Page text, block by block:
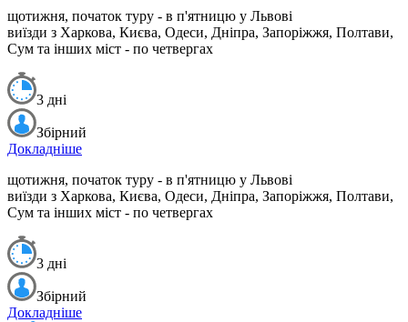
щотижня, початок туру - в п'ятницю у Львові
виїзди з Харкова, Києва, Одеси, Дніпра, Запоріжжя, Полтави,
Сум та інших міст - по четвергах
3 дні
Збірний
Докладніше
щотижня, початок туру - в п'ятницю у Львові
виїзди з Харкова, Києва, Одеси, Дніпра, Запоріжжя, Полтави,
Сум та інших міст - по четвергах
3 дні
Збірний
Докладніше